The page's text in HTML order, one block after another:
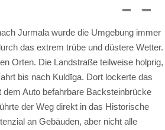
Jurmala wurde die Umgebung immer
das extrem trübe und düstere Wetter.
Orten. Die Landstraße teilweise holprig,
bis nach Kuldīga. Dort lockerte das
Auto befahrbare Backsteinbrücke
der Weg direkt in das Historische
an Gebäuden, aber nicht alle